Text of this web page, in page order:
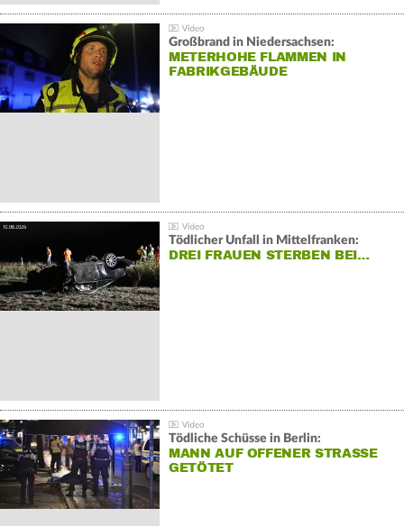
Großbrand in Niedersachsen:
METERHOHE FLAMMEN IN
FABRIKGEBÄUDE
Tödlicher Unfall in Mittelfranken:
DREI FRAUEN STERBEN BEI…
Tödliche Schüsse in Berlin:
MANN AUF OFFENER STRASSE G
ETÖTET